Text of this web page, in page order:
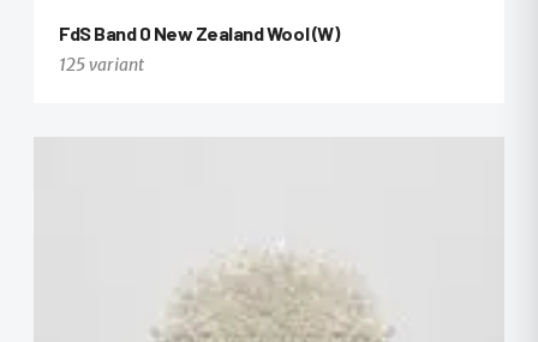
FdS Band 0 New Zealand Wool (W)
125 variant
+113